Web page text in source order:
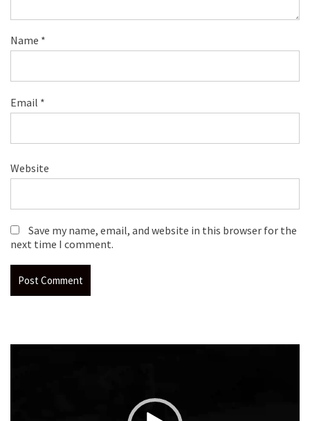
Name *
Email *
Website
Save my name, email, and website in this browser for the
next time I comment.